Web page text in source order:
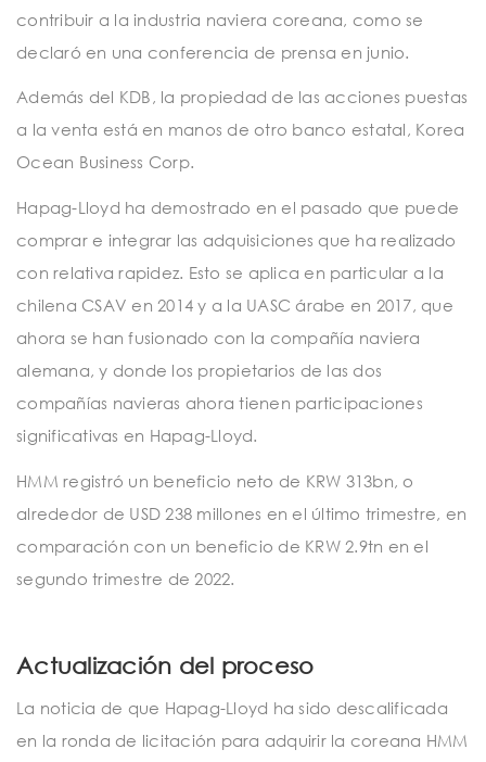
contribuir a la industria naviera coreana, como se
declaró en una conferencia de prensa en junio.
Además del KDB, la propiedad de las acciones puestas
a la venta está en manos de otro banco estatal, Korea
Ocean Business Corp.
Hapag-Lloyd ha demostrado en el pasado que puede
comprar e integrar las adquisiciones que ha realizado
con relativa rapidez. Esto se aplica en particular a la
chilena CSAV en 2014 y a la UASC árabe en 2017, que
ahora se han fusionado con la compañía naviera
alemana, y donde los propietarios de las dos
compañías navieras ahora tienen participaciones
significativas en Hapag-Lloyd.
HMM registró un beneficio neto de KRW 313bn, o
alrededor de USD 238 millones en el último trimestre, en
comparación con un beneficio de KRW 2.9tn en el
segundo trimestre de 2022.
Actualización del proceso
La noticia de que Hapag-Lloyd ha sido descalificada
en la ronda de licitación para adquirir la coreana HMM